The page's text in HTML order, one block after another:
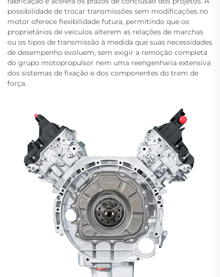
possibilidade de trocar transmissões sem modificações no
motor oferece flexibilidade futura, permitindo que os
proprietários de veículos alterem as relações de marchas
ou os tipos de transmissão à medida que suas necessidades
de desempenho evoluem, sem exigir a remoção completa
do grupo motopropulsor nem uma reengenharia extensiva
dos sistemas de fixação e dos componentes do trem de
força.